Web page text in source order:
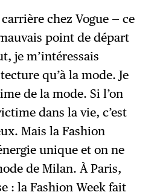
chez Vogue — ce
point de départ
je m’intéressais
qu’à la mode. Je
de la mode. Si l’on
dans la vie, c’est
Mais la Fashion
unique et on ne
de Milan. À Paris,
: la Fashion Week fait